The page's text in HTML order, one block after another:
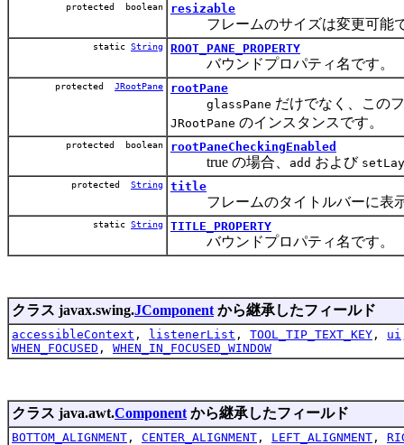
protected boolean resizable
フレームのサイズは変更可能
static String ROOT_PANE_PROPERTY
バウンドプロパティ名です。
protected JRootPane
rootPane
glassPane だけでなく、この
JRootPane のインスタンスです。
protected boolean rootPaneCheckingEnabled
true の場合、 add および
protected String title
フレームのタイトルバーに表示
static String TITLE_PROPERTY
バウンドプロパティ名です。
クラス javax.swing.JComponent から継承したフィールド
accessibleContext , listenerList , TOOL_TIP_TEXT_KEY , ui
WHEN_FOCUSED , WHEN_IN_FOCUSED_WINDOW
クラス java.awt.Component から継承したフィールド
BOTTOM_ALIGNMENT , CENTER_ALIGNMENT , LEFT_ALIGNMENT ,